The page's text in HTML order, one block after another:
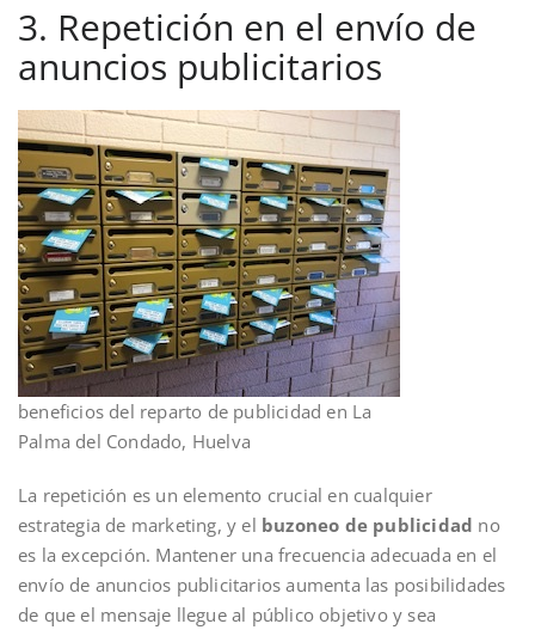
3. Repetición en el envío de
anuncios publicitarios
beneficios del reparto de publicidad en La
Palma del Condado, Huelva
La repetición es un elemento crucial en cualquier
estrategia de marketing, y el buzoneo de publicidad no
es la excepción. Mantener una frecuencia adecuada en el
envío de anuncios publicitarios aumenta las posibilidades
de que el mensaje llegue al público objetivo y sea